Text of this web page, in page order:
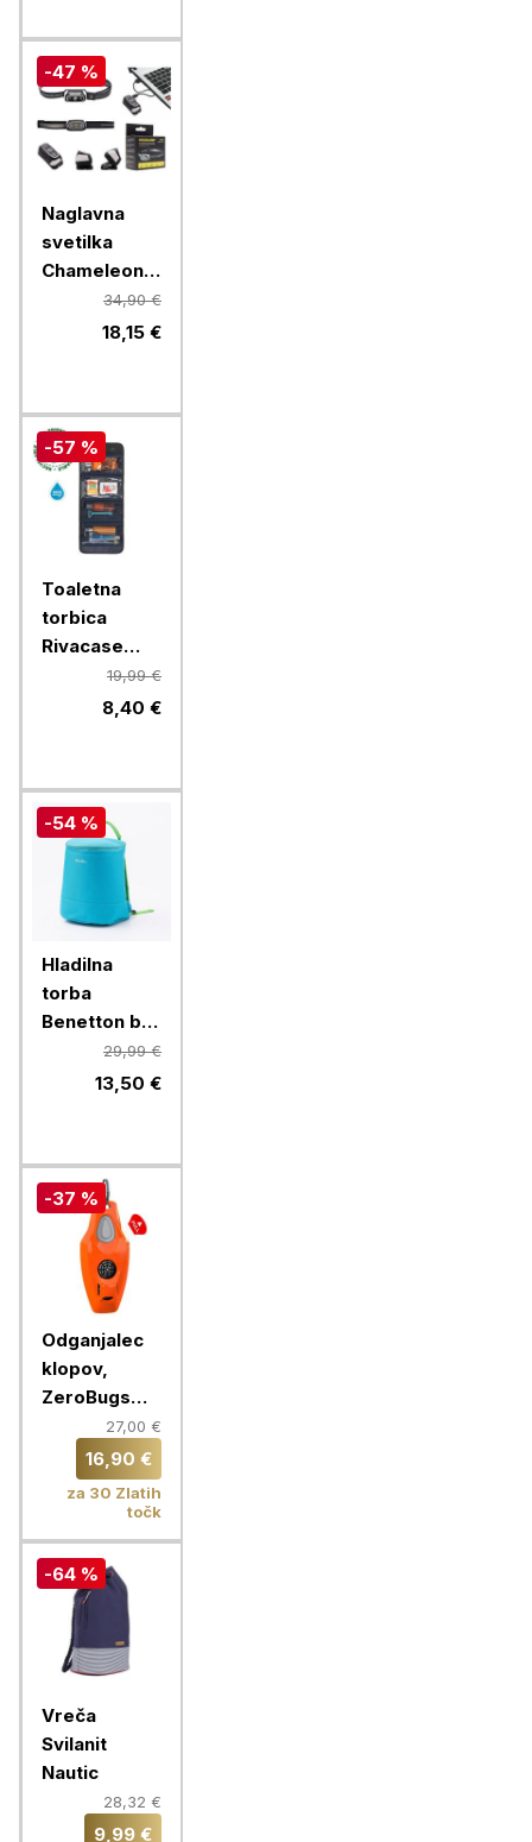
-47 %
Naglavna
svetilka
Chameleon
B2SX - LED
polnilna
- črna
34,90 €
18,15 €
-57 %
Toaletna
torbica
Rivacase
ECO 840819,99 €
8,40 €
-54 %
Hladilna
torba
Benetton be-
1712-bl-bu
summer,
29,99 €
13,50 €
-37 %
Odganjalec
klopov,
ZeroBugs
oranžna
27,00 €
16,90 €
za 30 Zlatih
točk
-64 %
Vreča
Svilanit
Nautic
28,32 €
9,99 €